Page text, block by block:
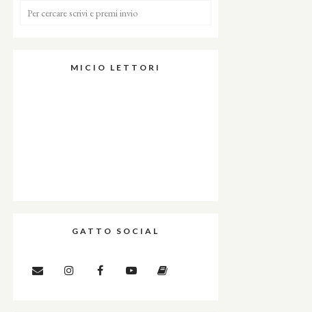
MICIO LETTORI
GATTO SOCIAL